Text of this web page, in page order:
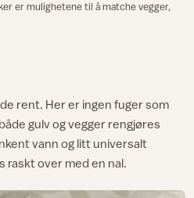
er mulighetene til å matche vegger,
rent. Her er ingen fuger som
gulv og vegger rengjøres
vann og litt universalt
raskt over med en nal.